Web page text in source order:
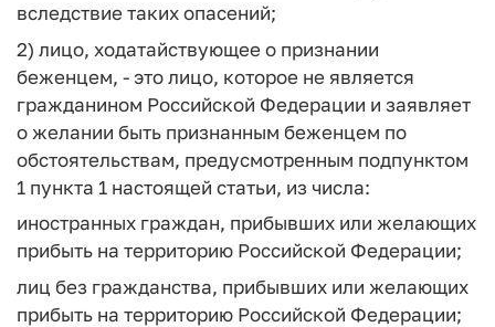
вследствие таких опасений;
2) лицо, ходатайствующее о признании
беженцем, - это лицо, которое не является
гражданином Российской Федерации и заявляет
о желании быть признанным беженцем по
обстоятельствам, предусмотренным подпунктом
1 пункта 1 настоящей статьи, из числа:
иностранных граждан, прибывших или желающих
прибыть на территорию Российской Федерации;
лиц без гражданства, прибывших или желающих
прибыть на территорию Российской Федерации;